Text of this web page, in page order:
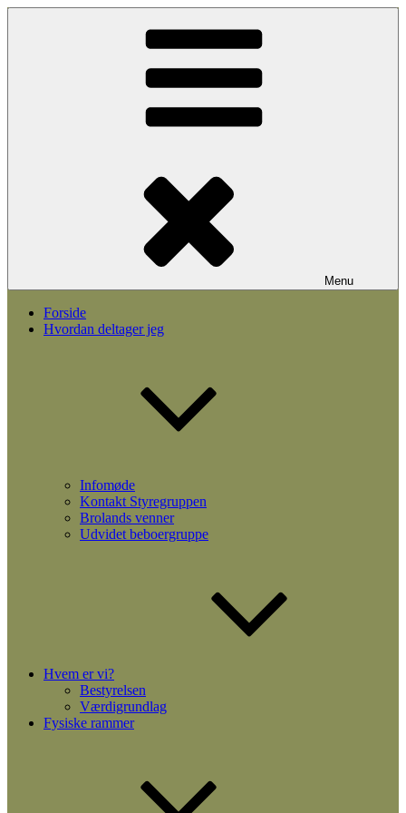
Videre
Menu
Forside
Hvordan deltager jeg
Infomøde
Kontakt Styregruppen
Brolands venner
Udvidet beboergruppe
Hvem er vi?
Bestyrelsen
Værdigrundlag
Fysiske rammer